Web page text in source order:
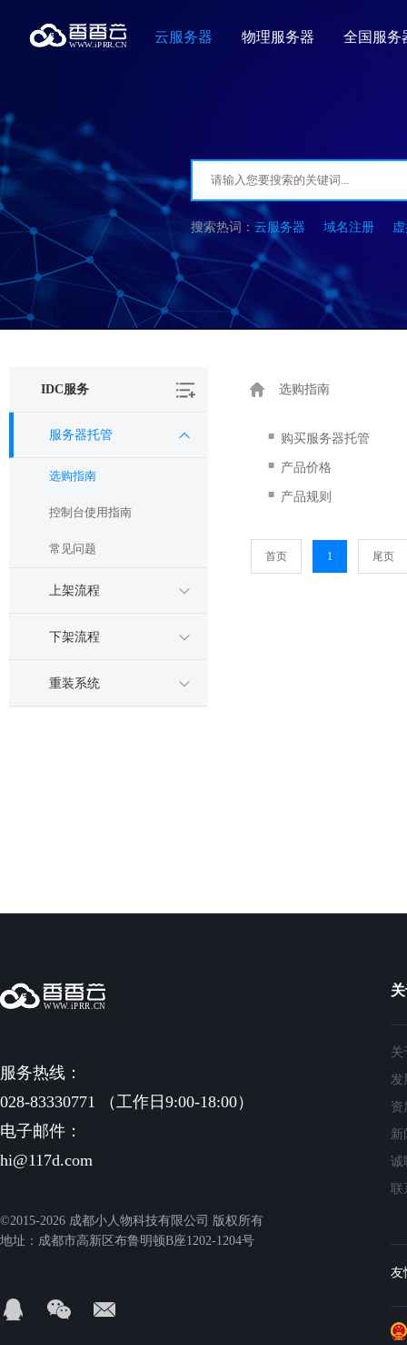
云服务器 物理服务器 全国服务
云服务器 域名注册
IDC服务
服务器托管
选购指南
控制台使用指南
常见问题
上架流程
下架流程
重装系统
选购指南
■ 购买服务器托管
■ 产品价格
■ 产品规则
首页 1 尾页
服务热线：
028-83330771 （工作日9:00-18:00）
电子邮件：
hi@117d.com
©2015-2026 成都小人物科技有限公司 版权所有
地址：成都市高新区布鲁明顿B座1202-1204号
关
发
资
新
诚
联